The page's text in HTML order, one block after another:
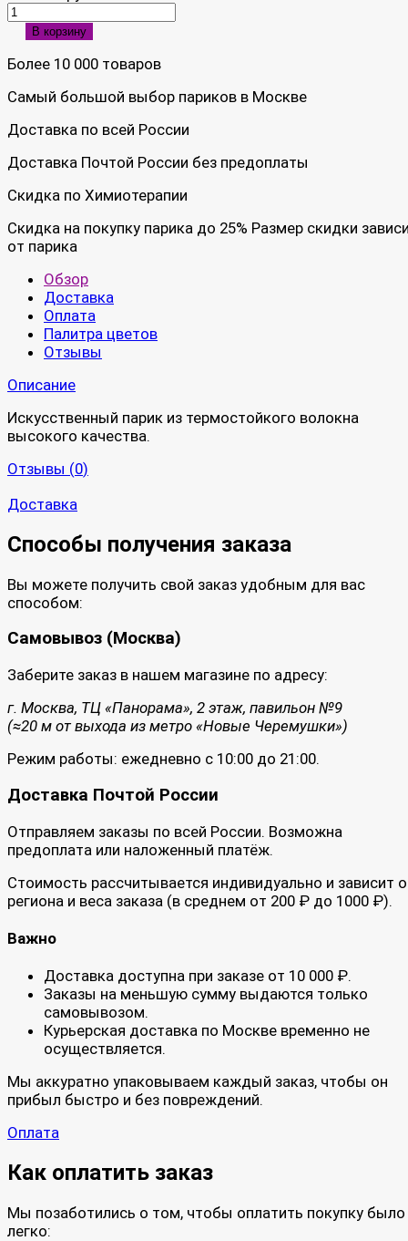
В корзину
Более 10 000 товаров
Самый большой выбор париков в Москве
Доставка по всей России
Доставка Почтой России без предоплаты
Скидка по Химиотерапии
Скидка на покупку парика до 25% Размер скидки
от парика
Обзор
Доставка
Оплата
Палитра цветов
Отзывы
Описание
Искусственный парик из термостойкого волокна
высокого качества.
Отзывы (0)
Доставка
Способы получения заказа
Вы можете получить свой заказ удобным для вас
способом:
Самовывоз (Москва)
Заберите заказ в нашем магазине по адресу:
г. Москва, ТЦ «Панорама», 2 этаж, павильон №9
(≈20 м от выхода из метро «Новые Черемушки»)
Режим работы: ежедневно с 10:00 до 21:00.
Доставка Почтой России
Отправляем заказы по всей России. Возможна
предоплата или наложенный платёж.
Стоимость рассчитывается индивидуально и зависит
региона и веса заказа (в среднем от 200 ₽ до 1000 ₽).
Важно
Доставка доступна при заказе от 10 000 ₽.
Заказы на меньшую сумму выдаются только
самовывозом.
Курьерская доставка по Москве временно не
осуществляется.
Мы аккуратно упаковываем каждый заказ, чтобы он
прибыл быстро и без повреждений.
Оплата
Как оплатить заказ
Мы позаботились о том, чтобы оплатить покупку было
легко: